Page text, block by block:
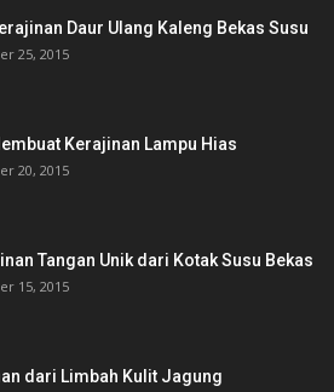
Daur Ulang Kaleng Bekas Susu
25, 2015
Kerajinan Lampu Hias
20, 2015
Tangan Unik dari Kotak Susu Bekas
15, 2015
dari Limbah Kulit Jagung